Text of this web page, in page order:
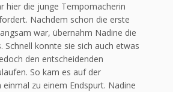
hier die junge Tempomacherin
Nachdem schon die erste
war, übernahm Nadine die
Schnell konnte sie sich auch etwas
den entscheidenden
So kam es auf der
einmal zu einem Endspurt. Nadine